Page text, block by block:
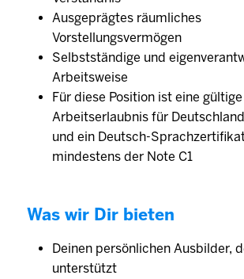
Ausgeprägtes räumliches
Vorstellungsvermögen
Selbstständige und
Arbeitsweise
Für diese Position ist eine gültige
Arbeitserlaubnis für
und ein Deutsch-
mindestens der Note C1
Was wir Dir bieten
Deinen persönlichen Ausbilder,
unterstützt